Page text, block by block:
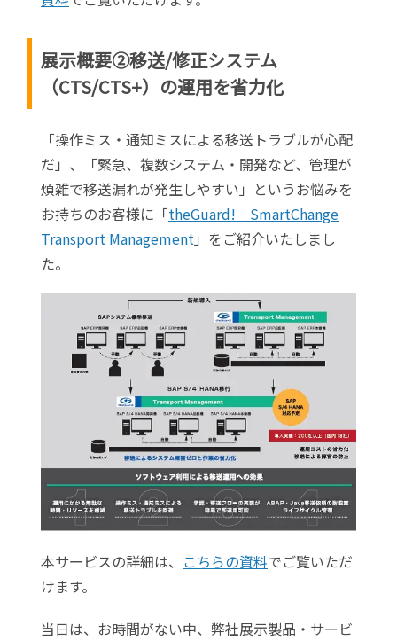
展示概要②移送/修正システム
（CTS/CTS+）の運用を省力化
「操作ミス・通知ミスによる移送トラブルが心配
だ」、「緊急、複数システム・開発など、管理が
煩雑で移送漏れが発生しやすい」というお悩みを
お持ちのお客様に「theGuard! SmartChange
Transport Management」をご紹介いたしまし
た。
本サービスの詳細は、 こちらの資料でご覧いただ
けます。
当日は、お時間がない中、弊社展示製品・サービ